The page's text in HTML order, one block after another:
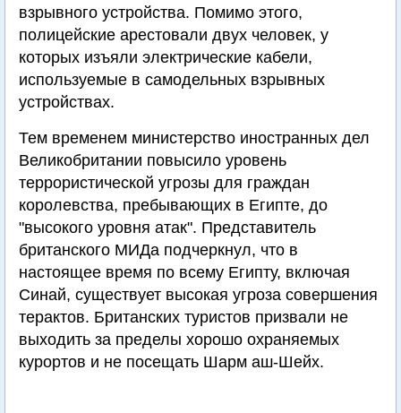
взрывного устройства. Помимо этого,
полицейские арестовали двух человек, у
которых изъяли электрические кабели,
используемые в самодельных взрывных
устройствах.
Тем временем министерство иностранных дел
Великобритании повысило уровень
террористической угрозы для граждан
королевства, пребывающих в Египте, до
"высокого уровня атак". Представитель
британского МИДа подчеркнул, что в
настоящее время по всему Египту, включая
Синай, существует высокая угроза совершения
терактов. Британских туристов призвали не
выходить за пределы хорошо охраняемых
курортов и не посещать Шарм аш-Шейх.